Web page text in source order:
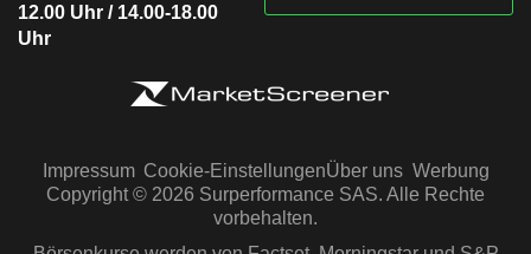
12.00 Uhr / 14.00-18.00
Uhr
Impressum Cookie-EinstellungenÜber uns Werbung
Copyright © 2026 Surperformance SAS. Alle Rechte
vorbehalten.